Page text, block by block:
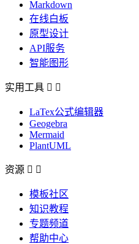
Markdown
在线白板
原型设计
API服务
智能图形
实用工具  
LaTex公式编辑器
Geogebra
Mermaid
PlantUML
资源  
模板社区
知识教程
专题频道
帮助中心